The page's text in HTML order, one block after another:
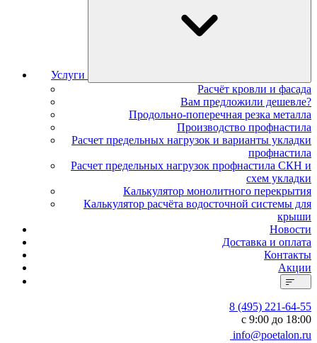
Услуги
Расчёт кровли и фасада
Вам предложили дешевле?
Продольно-поперечная резка металла
Производство профнастила
Расчет предельных нагрузок и варианты укладки
профнастила
Расчет предельных нагрузок профнастила СКН и
схем укладки
Калькулятор монолитного перекрытия
Калькулятор расчёта водосточной системы для
крыши
Новости
Доставка и оплата
Контакты
Акции
8 (495) 221-64-55
с 9:00 до 18:00
info@poetalon.ru